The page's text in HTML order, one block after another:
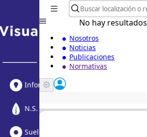
Informe Urbanístico
N.S. Medioambiental
Suelo Vacante + Obras
No hay resultados
Nosotros
Noticias
Publicaciones
Normativas